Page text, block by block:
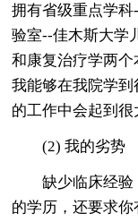
拥有省级重点学
验室--佳木斯大学
和康复治疗学两个
我能够在我院学
的工作中会起到很
(2) 我的劣势
缺少临床经验
的学历，还要求